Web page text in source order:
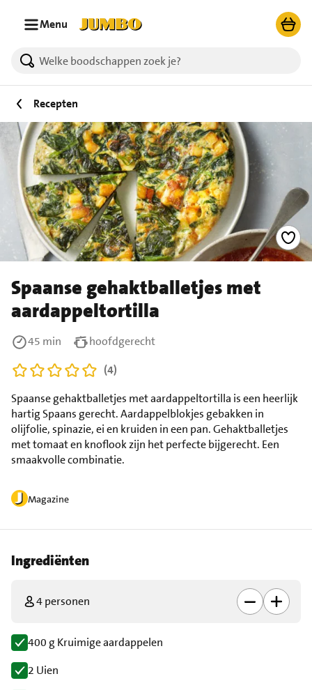
Menu
Recepten
Spaanse gehaktballetjes met
aardappeltortilla
Magazine
Spaanse gehaktballetjes met aardappeltortilla is een heerlijk
hartig Spaans gerecht. Aardappelblokjes gebakken in
olijfolie, spinazie, ei en kruiden in een pan. Gehaktballetjes
met tomaat en knoflook zijn het perfecte bijgerecht. Een
smaakvolle combinatie.
45 min
hoofdgerecht
(4)
Ingrediënten
4 personen
400 g Kruimige aardappelen
2 Uien